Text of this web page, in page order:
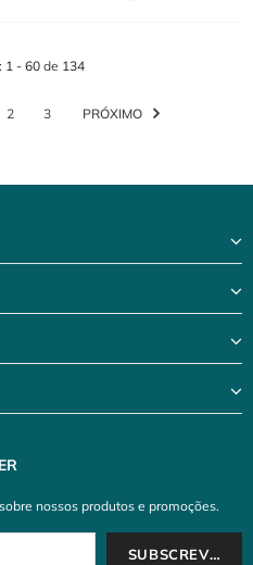
: 1 - 60 de 134
2 3 PRÓXIMO
nossos produtos e promoções.